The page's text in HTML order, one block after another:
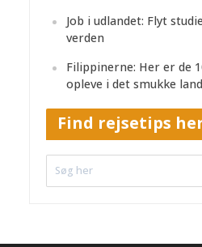
Job i udlandet: Flyt
verden
Filippinerne: Her er de
opleve i det smukke land
Find rejsetips